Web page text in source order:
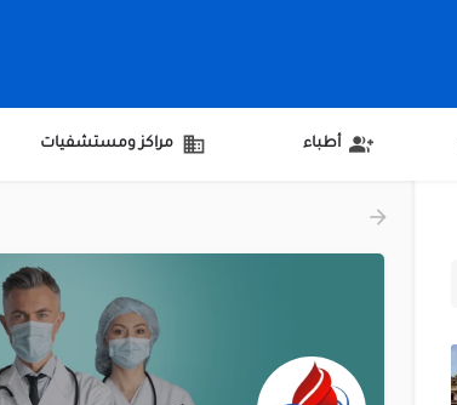
أطباء مراكز ومستشفيات